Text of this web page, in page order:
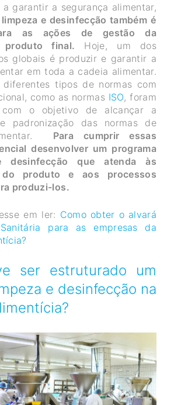
garantir a segurança alimentar,
e desinfecção também é
as ações de gestão da
final. Hoje, um dos
globais é produzir e garantir a
em toda a cadeia alimentar.
diferentes tipos de normas com
como as normas ISO, foram
com o objetivo de alcançar a
padronização das normas de
Para cumprir essas
desenvolver um programa
desinfecção que atenda às
do produto e aos processos
produzi-los.
em ler: Como obter o alvará
para as empresas da
ser estruturado um
e desinfecção na